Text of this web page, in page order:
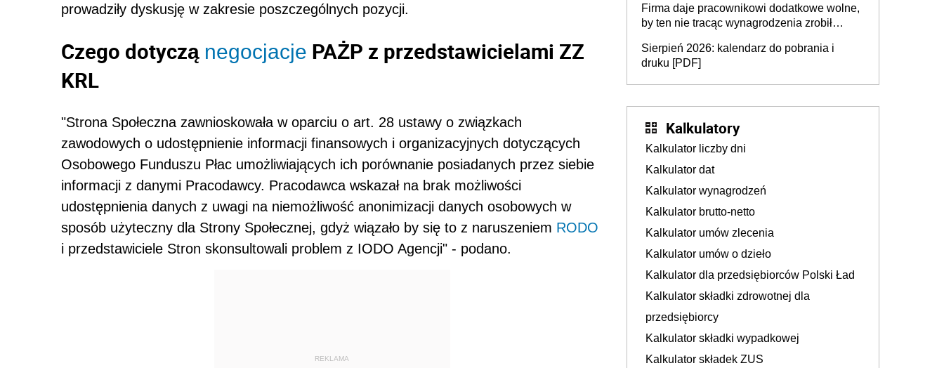
prowadziły dyskusję w zakresie poszczególnych pozycji.
Czego dotyczą negocjacje PAŻP z przedstawicielami ZZ
KRL
"Strona Społeczna zawnioskowała w oparciu o art. 28 ustawy o związkach
zawodowych o udostępnienie informacji finansowych i organizacyjnych dotyczących
Osobowego Funduszu Płac umożliwiających ich porównanie posiadanych przez siebie
informacji z danymi Pracodawcy. Pracodawca wskazał na brak możliwości
udostępnienia danych z uwagi na niemożliwość anonimizacji danych osobowych w
sposób użyteczny dla Strony Społecznej, gdyż wiązało by się to z naruszeniem RODO
i przedstawiciele Stron skonsultowali problem z IODO Agencji" - podano.
REKLAMA
Firma daje pracownikowi dodatkowe wolne,
by ten nie tracąc wynagrodzenia zrobił
sprawdza
Sierpień 2026: kalendarz do pobrania i
druku [PDF]
Kalkulatory
Kalkulator liczby dni
Kalkulator dat
Kalkulator wynagrodzeń
Kalkulator brutto-netto
Kalkulator umów zlecenia
Kalkulator umów o dzieło
Kalkulator dla przedsiębiorców Polski Ład
Kalkulator składki zdrowotnej dla
przedsiębiorcy
Kalkulator składki wypadkowej
Kalkulator składek ZUS